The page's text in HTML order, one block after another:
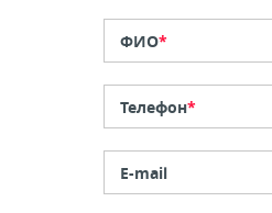
ФИО*
Телефон*
E-mail